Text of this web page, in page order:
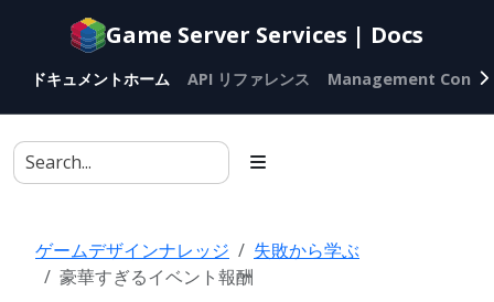
Documentation
agents
Game Server Services | Docs
ドキュメントホーム API リファレンス Management
ゲームデザインナレッジ
失敗から学ぶ
豪華すぎるイベント報酬